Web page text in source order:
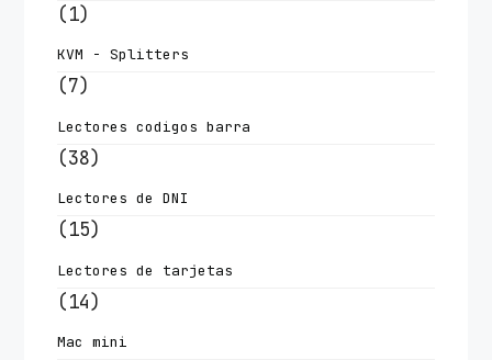
(1)
KVM - Splitters
(7)
Lectores codigos barra
(38)
Lectores de DNI
(15)
Lectores de tarjetas
(14)
Mac mini